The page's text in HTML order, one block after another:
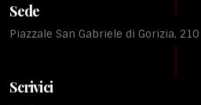
Sede
Piazzale San Gabriele di Gorizia,
Scrivici